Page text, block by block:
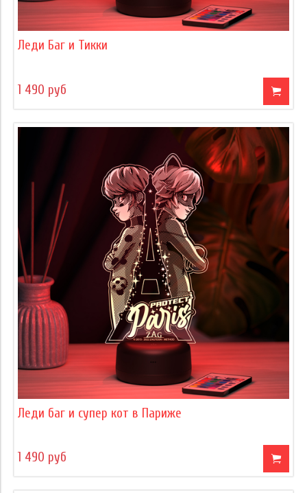
Леди Баг и Тикки
1 490 руб
Леди баг и супер кот в Париже
1 490 руб